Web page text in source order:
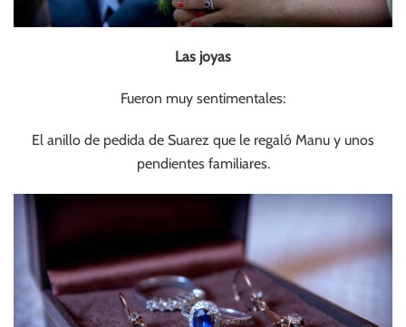
Las joyas
Fueron muy sentimentales:
El anillo de pedida de Suarez que le regaló Manu y unos
pendientes familiares.